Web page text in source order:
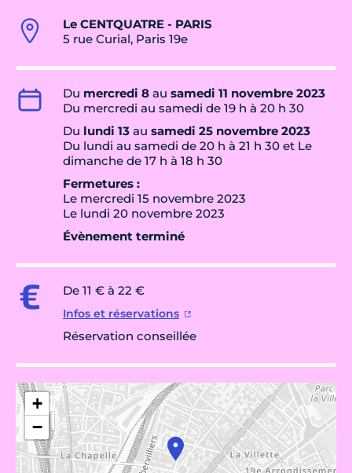
Le CENTQUATRE - PARIS
5 rue Curial, Paris 19e
Du mercredi 8 au samedi 11 novembre 2023
Du mercredi au samedi de 19 h à 20 h 30
Du lundi 13 au samedi 25 novembre 2023
Du lundi au samedi de 20 h à 21 h 30 et Le
dimanche de 17 h à 18 h 30
Fermetures :
Le mercredi 15 novembre 2023
Le lundi 20 novembre 2023
Évènement terminé
De 11 € à 22 €
Infos et réservations
Réservation conseillée
+
−